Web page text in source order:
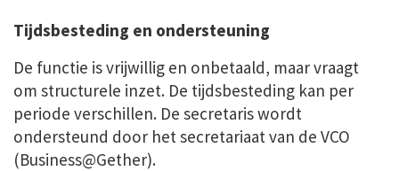
Tijdsbesteding en ondersteuning
De functie is vrijwillig en onbetaald, maar vraagt
om structurele inzet. De tijdsbesteding kan per
periode verschillen. De secretaris wordt
ondersteund door het secretariaat van de VCO
(Business@Gether).